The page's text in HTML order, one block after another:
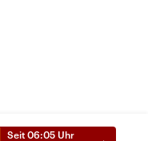
Seit 06:05 Uhr